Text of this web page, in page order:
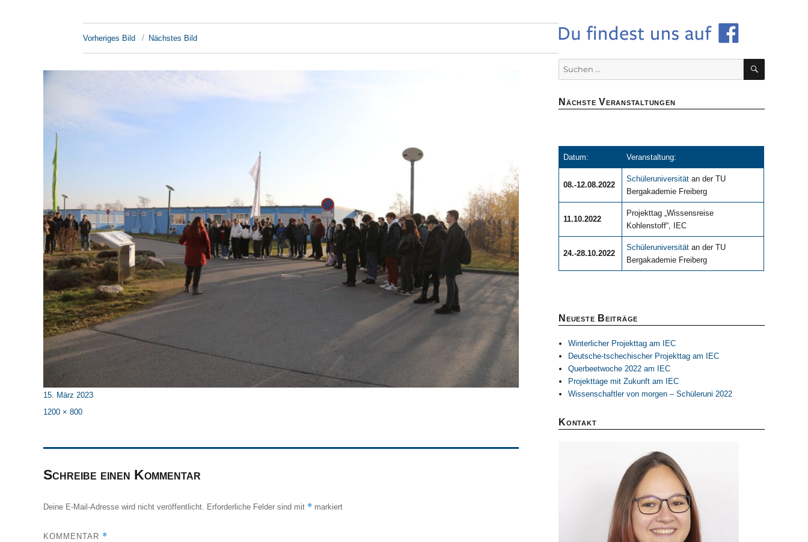
Vorheriges Bild Nächstes Bild
Veröffentlicht
am
15. März 2023
Originalgröße
1200 × 800
Schreibe einen Kommentar
Deine E-Mail-Adresse wird nicht veröffentlicht. Erforderliche Felder sind mit * markiert
KOMMENTAR *
Suchen
SUCHEN
Nächste Veranstaltungen
Datum: Veranstaltung:
08.-12.08.2022
Schüleruniversitätan der TU
Bergakademie Freiberg
11.10.2022
Projekttag „Wissensreise
Kohlenstoff“, IEC
24.-28.10.2022
Schüleruniversitätan der TU
Bergakademie Freiberg
Neueste Beiträge
Winterlicher Projekttag am IEC
Deutsche-tschechischer Projekttag am IEC
Querbeetwoche 2022 am IEC
Projekttage mit Zukunft am IEC
Wissenschaftler von morgen – Schüleruni 2022
Kontakt